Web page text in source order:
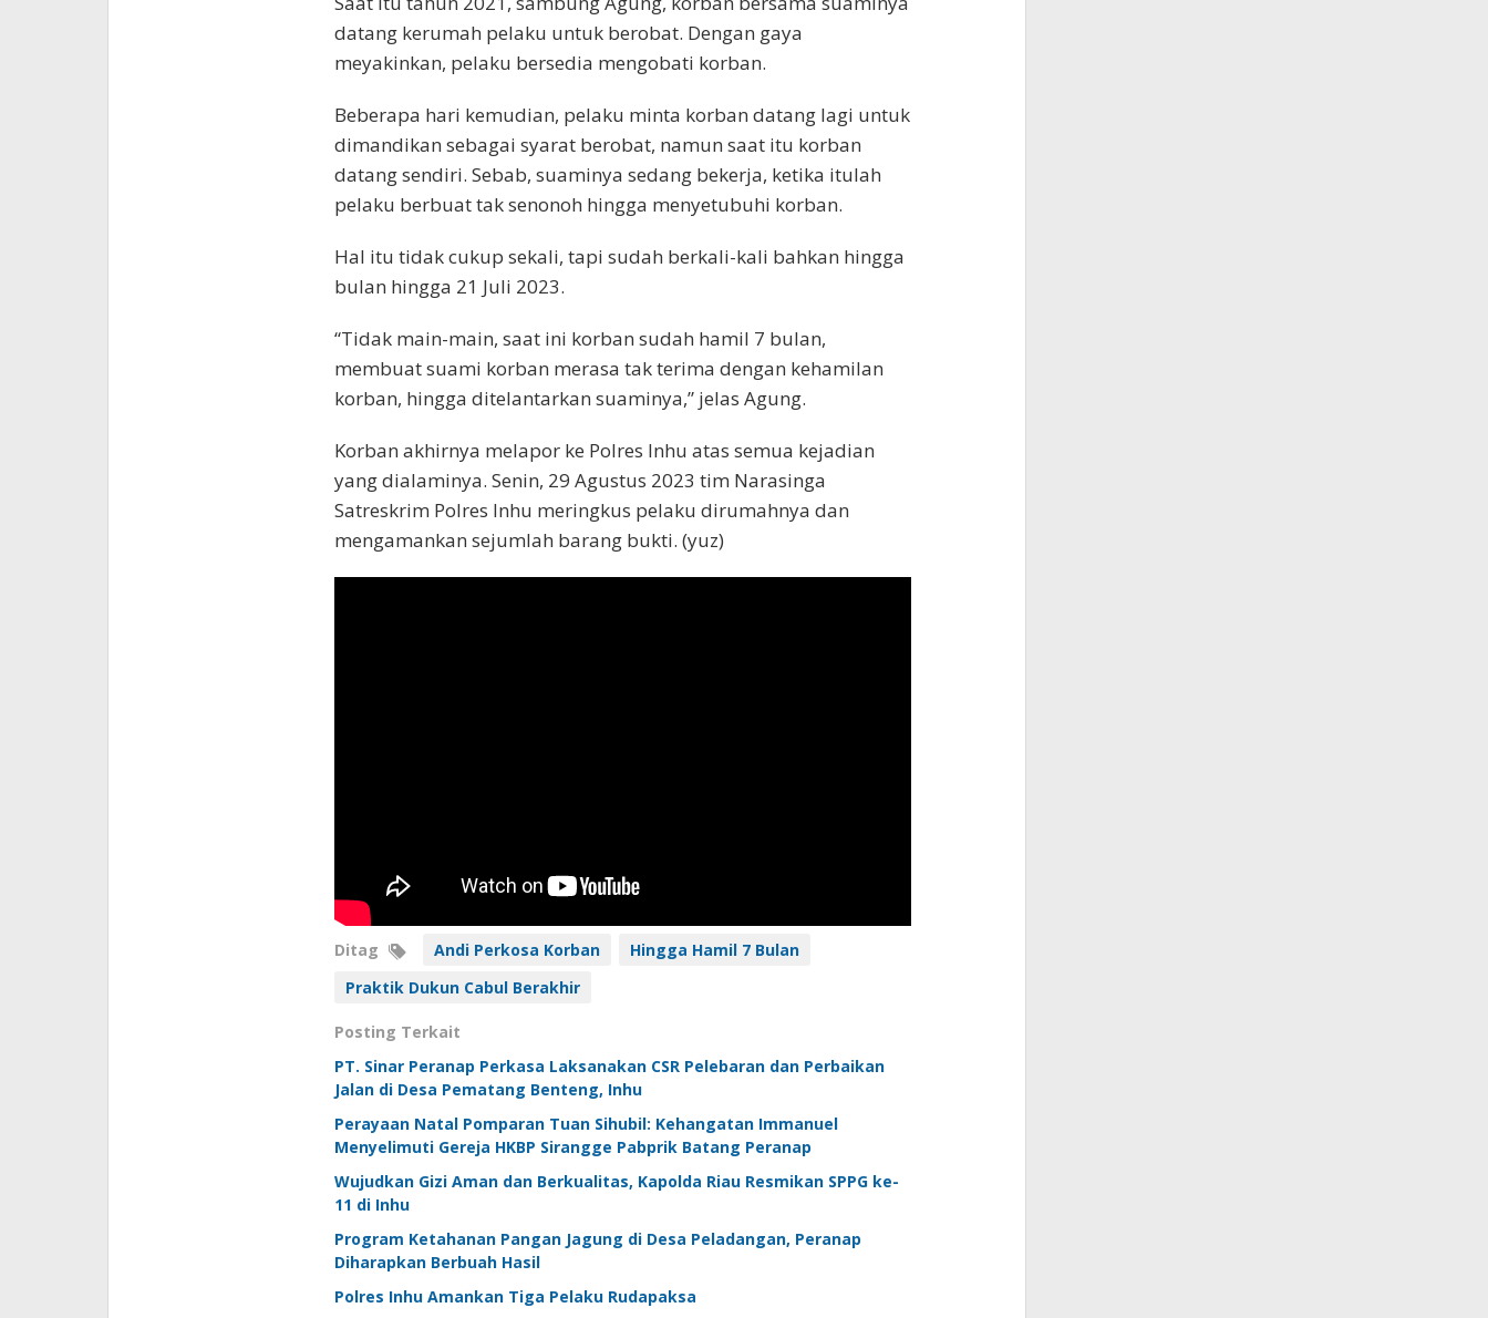
datang kerumah pelaku untuk berobat. Dengan gaya
meyakinkan, pelaku bersedia mengobati korban.
Beberapa hari kemudian, pelaku minta korban datang lagi untuk
dimandikan sebagai syarat berobat, namun saat itu korban
datang sendiri. Sebab, suaminya sedang bekerja, ketika itulah
pelaku berbuat tak senonoh hingga menyetubuhi korban.
Hal itu tidak cukup sekali, tapi sudah berkali-kali bahkan hingga
bulan hingga 21 Juli 2023.
“Tidak main-main, saat ini korban sudah hamil 7 bulan,
membuat suami korban merasa tak terima dengan kehamilan
korban, hingga ditelantarkan suaminya,” jelas Agung.
Korban akhirnya melapor ke Polres Inhu atas semua kejadian
yang dialaminya. Senin, 29 Agustus 2023 tim Narasinga
Satreskrim Polres Inhu meringkus pelaku dirumahnya dan
mengamankan sejumlah barang bukti. (yuz)
Ditag Andi Perkosa Korban
Hingga Hamil 7 Bulan
Praktik Dukun Cabul Berakhir
Posting Terkait
PT. Sinar Peranap Perkasa Laksanakan CSR Pelebaran dan Perbaikan
Jalan di Desa Pematang Benteng, Inhu
Perayaan Natal Pomparan Tuan Sihubil: Kehangatan Immanuel
Menyelimuti Gereja HKBP Sirangge Pabprik Batang Peranap
Wujudkan Gizi Aman dan Berkualitas, Kapolda Riau Resmikan SPPG ke-
11 di Inhu
Program Ketahanan Pangan Jagung di Desa Peladangan, Peranap
Diharapkan Berbuah Hasil
Polres Inhu Amankan Tiga Pelaku Rudapaksa